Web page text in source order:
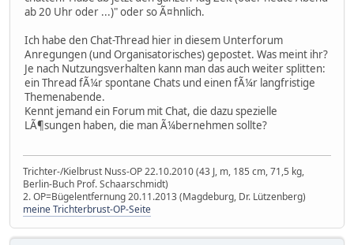
ab 20 Uhr oder ...)" oder so Ã¤hnlich.
Ich habe den Chat-Thread hier in diesem Unterforum
Anregungen (und Organisatorisches) gepostet. Was meint ihr?
Je nach Nutzungsverhalten kann man das auch weiter splitten:
ein Thread fÃ¼r spontane Chats und einen fÃ¼r langfristige
Themenabende.
Kennt jemand ein Forum mit Chat, die dazu spezielle
LÃ¶sungen haben, die man Ã¼bernehmen sollte?
Trichter-/Kielbrust Nuss-OP 22.10.2010 (43 J, m, 185 cm, 71,5 kg,
Berlin-Buch Prof. Schaarschmidt)
2. OP=Bügelentfernung 20.11.2013 (Magdeburg, Dr. Lützenberg)
meine Trichterbrust-OP-Seite